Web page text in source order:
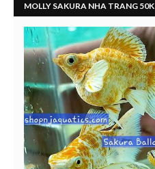
MOLLY SAKURA NHA TRANG 50K